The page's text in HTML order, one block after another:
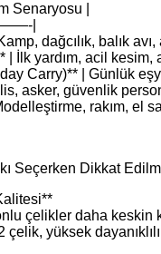
Senaryosu |
|
dağcılık, balık avı,
| İlk yardım, acil kesim,
Carry)** | Günlük
asker, güvenlik
rakım, el
Seçerken Dikkat
çelikler daha keskin
çelik, yüksek